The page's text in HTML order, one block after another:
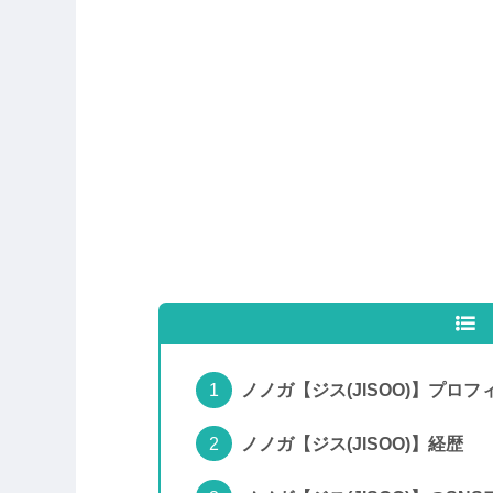
ノノガ【ジス(JISOO)】プロフ
ノノガ【ジス(JISOO)】経歴